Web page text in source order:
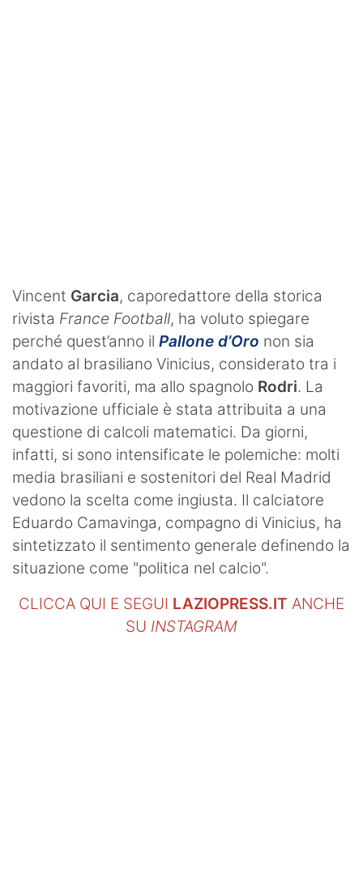
Vincent Garcia, caporedattore della storica
rivista France Football, ha voluto spiegare
perché quest’anno il Pallone d’Oro non sia
andato al brasiliano Vinicius, considerato tra i
maggiori favoriti, ma allo spagnolo Rodri. La
motivazione ufficiale è stata attribuita a una
questione di calcoli matematici. Da giorni,
infatti, si sono intensificate le polemiche: molti
media brasiliani e sostenitori del Real Madrid
vedono la scelta come ingiusta. Il calciatore
Eduardo Camavinga, compagno di Vinicius, ha
sintetizzato il sentimento generale definendo la
situazione come "politica nel calcio".
CLICCA QUI E SEGUI LAZIOPRESS.IT ANCHE
SU INSTAGRAM